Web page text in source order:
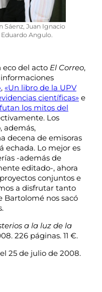
Sáenz, Juan Ignacio
Angulo.
eco del acto El Correo,
informaciones
, «Un libro de la UPV
científicas» e
los mitos del
Los
además,
decena de emisoras
echada. Lo mejor es
-además de
editado-, ahora
conjuntos e
a disfrutar tanto
Bartolomé nos sacó
a la luz de la
226 páginas. 11 €.
el 25 de julio de 2008.